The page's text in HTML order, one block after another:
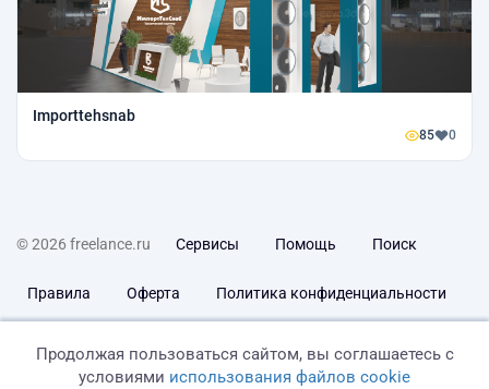
Importtehsnab
85 0
© 2026 freelance.ru Сервисы Помощь Поиск
Правила Оферта Политика конфиденциальности
Продолжая пользоваться сайтом, вы соглашаетесь с
условиями использования файлов cookie